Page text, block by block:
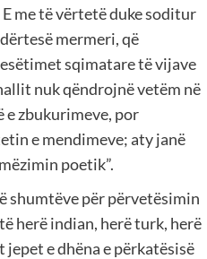
me të vërtetë duke soditur
mermeri, që
sqimatare të vijave
nuk qëndrojnë vetëm në
e zbukurimeve, por
e mendimeve; aty janë
poetik”.
shumtëve për përvetësimin
herë indian, herë turk, herë
e dhëna e përkatësisë